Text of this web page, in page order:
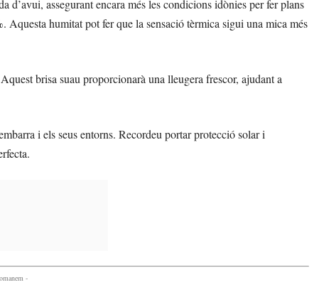
d’avui, assegurant encara més les condicions idònies per fer plans
. Aquesta humitat pot fer que la sensació tèrmica sigui una mica més
brisa suau proporcionarà una lleugera frescor, ajudant a
i els seus entorns. Recordeu portar protecció solar i
-